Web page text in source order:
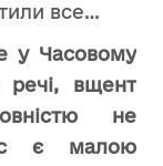
все…
у Часовому
вщент
не
є малою